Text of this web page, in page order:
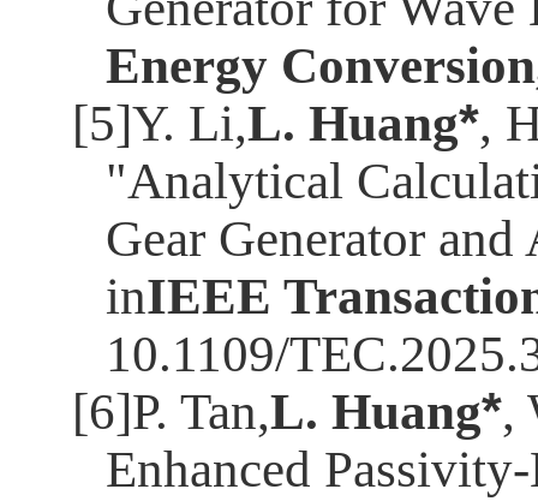
Energy
[5]Y. Li,L. Huang*,
"Analytical
Gear Generator
inIEEE
10.1109/
[6]P. Tan,L. Huang*,
Enhanced